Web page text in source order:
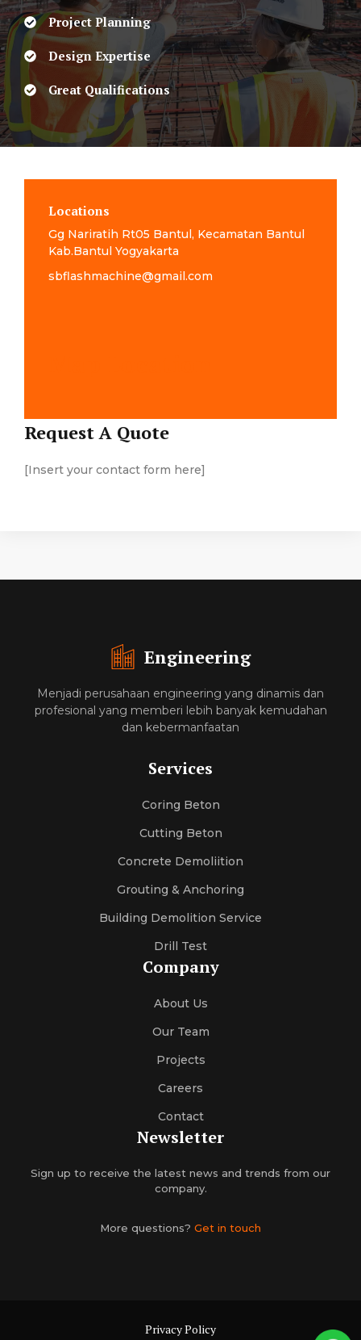
Project Planning
Design Expertise
Great Qualifications
Locations
Gg Nariratih Rt05 Bantul, Kecamatan Bantul
Kab.Bantul Yogyakarta
sbflashmachine@gmail.com
Request A Quote
[Insert your contact form here]
Engineering
Menjadi perusahaan engineering yang dinamis dan
profesional yang memberi lebih banyak kemudahan
dan kebermanfaatan
Services
Coring Beton
Cutting Beton
Concrete Demoliition
Grouting & Anchoring
Building Demolition Service
Drill Test
Company
About Us
Our Team
Projects
Careers
Contact
Newsletter
Sign up to receive the latest news and trends from our
company.
More questions? Get in touch
Privacy Policy